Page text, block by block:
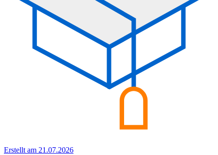
Erstellt am 21.07.2026